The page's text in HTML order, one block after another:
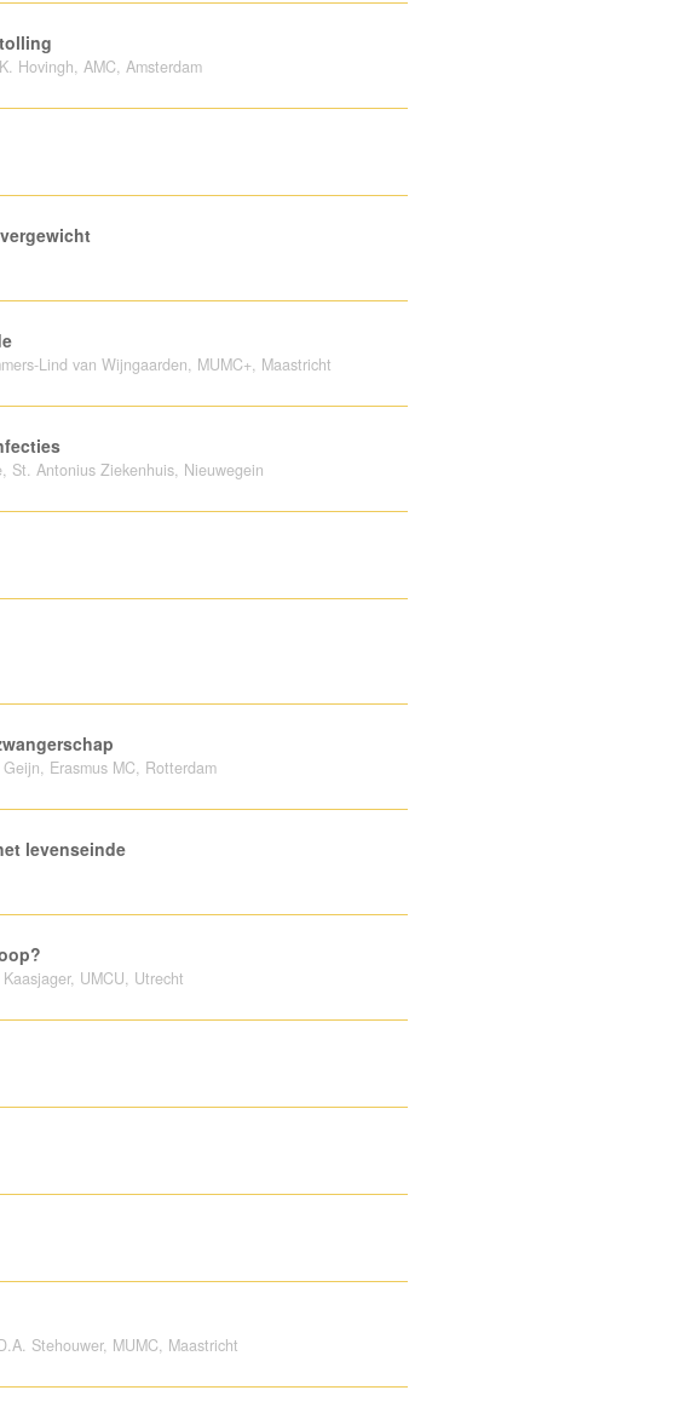
Hovingh, AMC, Amsterdam
Lind van Wijngaarden, MUMC+, Maastricht
St. Antonius Ziekenhuis, Nieuwegein
Erasmus MC, Rotterdam
levenseinde
UMCU, Utrecht
Stehouwer, MUMC, Maastricht